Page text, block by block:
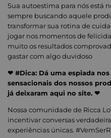
Sua autoestima para nós está
sempre buscando aquele
transformar sua rotina de
jogar nos momentos de
muito os resultados
gastar com algo duvidoso
❤ #Dica: Dá uma espiada
sensacionais dos nossos
já deixaram aqui no site. ❤
Nossa comunidade de Ricca
incentivar conversas
experiências únicas.